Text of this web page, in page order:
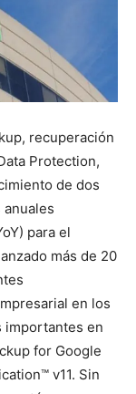
recuperación
Protection,
de dos
para el
más de 20
en los
importantes en
for Google
v11. Sin